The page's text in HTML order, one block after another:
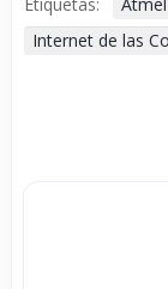
Internet de las